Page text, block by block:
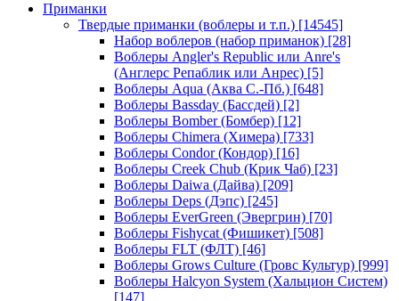
Приманки
Твердые приманки (воблеры и т.п.) [14545]
Набор воблеров (набор приманок) [28]
Воблеры Angler's Republic или Anre's
(Англерс Репаблик или Анрес) [5]
Воблеры Aqua (Аква С.-Пб.) [648]
Воблеры Bassday (Бассдей) [2]
Воблеры Bomber (Бомбер) [12]
Воблеры Chimera (Химера) [733]
Воблеры Condor (Кондор) [16]
Воблеры Creek Chub (Крик Чаб) [23]
Воблеры Daiwa (Дайва) [209]
Воблеры Deps (Дэпс) [245]
Воблеры EverGreen (Эвергрин) [70]
Воблеры Fishycat (Фишикет) [508]
Воблеры FLT (ФЛТ) [46]
Воблеры Grows Culture (Гровс Культур) [999]
Воблеры Halcyon System (Хальцион Систем)
[147]